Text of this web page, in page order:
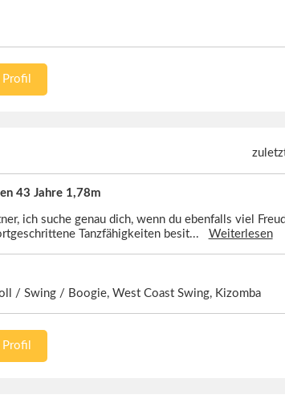
43 Jahre 1,78m
ich suche genau dich, wenn du ebenfalls viel
Tanzfähigkeiten besit... Weiterlesen
/ Swing / Boogie, West Coast Swing, Kizomba